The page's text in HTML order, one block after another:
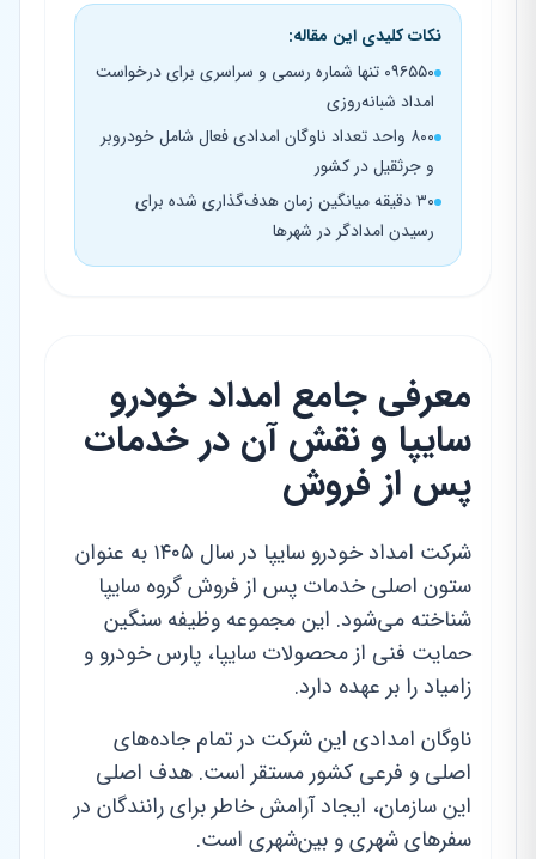
نکات کلیدی این مقاله:
۰۹۶۵۵۰ تنها شماره رسمی و سراسری برای درخواست
امداد شبانه‌روزی
۸۰۰ واحد تعداد ناوگان امدادی فعال شامل خودروبر
و جرثقیل در کشور
۳۰ دقیقه میانگین زمان هدف‌گذاری شده برای
رسیدن امدادگر در شهرها
معرفی جامع امداد خودرو
سایپا و نقش آن در خدمات
پس از فروش
شرکت امداد خودرو سایپا در سال ۱۴۰۵ به عنوان
ستون اصلی خدمات پس از فروش گروه سایپا
شناخته می‌شود. این مجموعه وظیفه سنگین
حمایت فنی از محصولات سایپا، پارس خودرو و
زامیاد را بر عهده دارد.
ناوگان امدادی این شرکت در تمام جاده‌های
اصلی و فرعی کشور مستقر است. هدف اصلی
این سازمان، ایجاد آرامش خاطر برای رانندگان در
سفرهای شهری و بین‌شهری است.